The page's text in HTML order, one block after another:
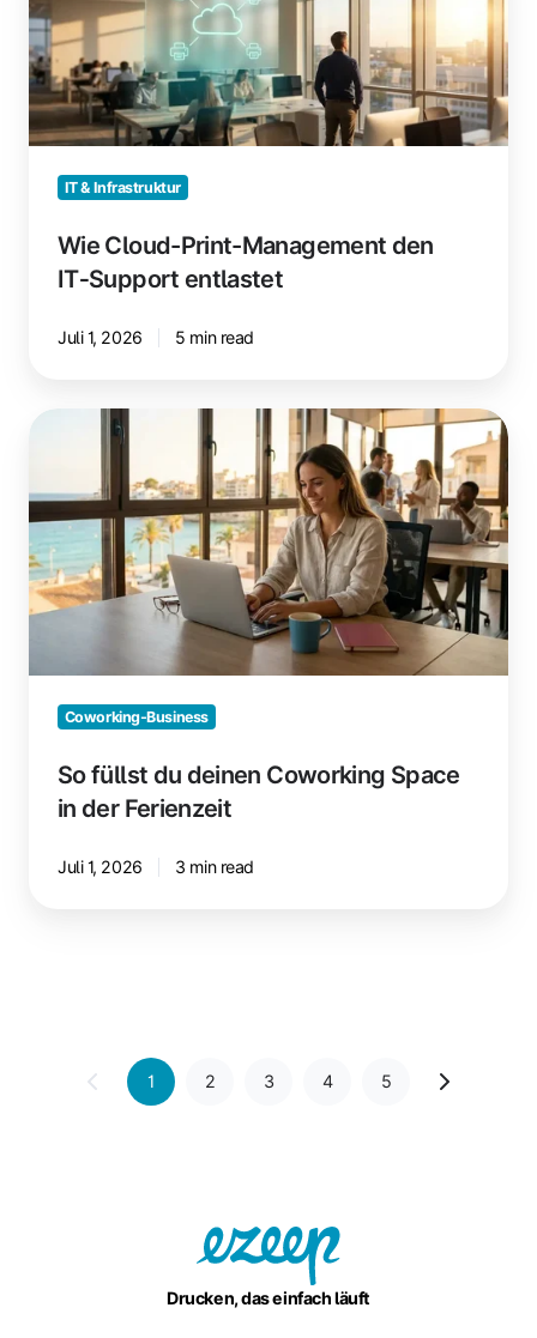
Print-
Management
den
IT‑Support
entlastet
IT & Infrastruktur
Wie Cloud-Print-Management den
IT‑Support entlastet
Juli 1, 2026 5 min read
So
deinen
Coworking
Space
in
der
Coworking-Business
So füllst du deinen Coworking Space
in der Ferienzeit
Juli 1, 2026 3 min read
1 2 3 4 5
Drucken, das einfach läuft